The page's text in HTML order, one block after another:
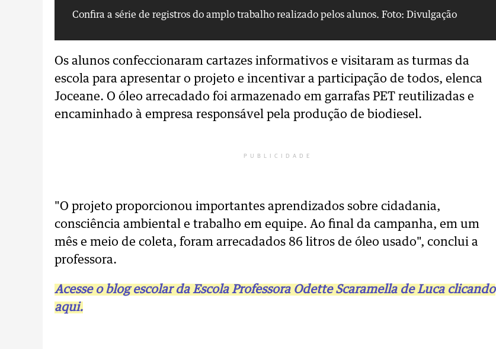
Confira a série de registros do amplo trabalho realizado pelos alunos. Foto: Divulgação
Os alunos confeccionaram cartazes informativos e visitaram as turmas da
escola para apresentar o projeto e incentivar a participação de todos, elenca
Joceane. O óleo arrecadado foi armazenado em garrafas PET reutilizadas e
encaminhado à empresa responsável pela produção de biodiesel.
PUBLICIDADE
"O projeto proporcionou importantes aprendizados sobre cidadania,
consciência ambiental e trabalho em equipe. Ao final da campanha, em um
mês e meio de coleta, foram arrecadados 86 litros de óleo usado", conclui a
professora.
Acesse o blog escolar da Escola Professora Odette Scaramella de Luca clicando
aqui.